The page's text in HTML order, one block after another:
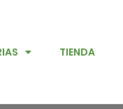
TIENDA